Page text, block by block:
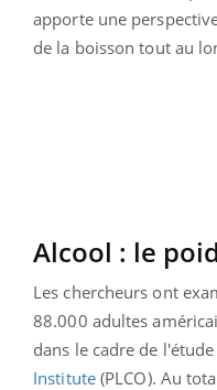
apporte une
de la boisson tout au
Alcool : le
Les chercheurs ont
88.000 adultes
dans le cadre de
Institute(PLCO). Au